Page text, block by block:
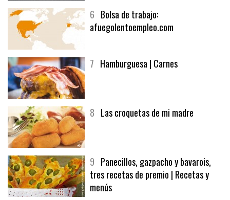
6 Bolsa de trabajo:
afuegolentoempleo.com
7 Hamburguesa | Carnes
8 Las croquetas de mi madre
9 Panecillos, gazpacho y bavarois,
tres recetas de premio | Recetas y
menús